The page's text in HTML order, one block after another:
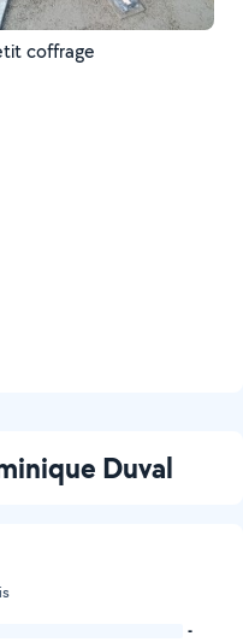
coffrage
Duval
-